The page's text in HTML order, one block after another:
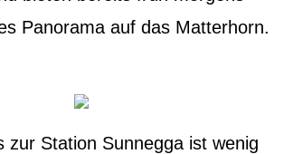
Panorama auf das Matterhorn.
zur Station Sunnegga ist wenig